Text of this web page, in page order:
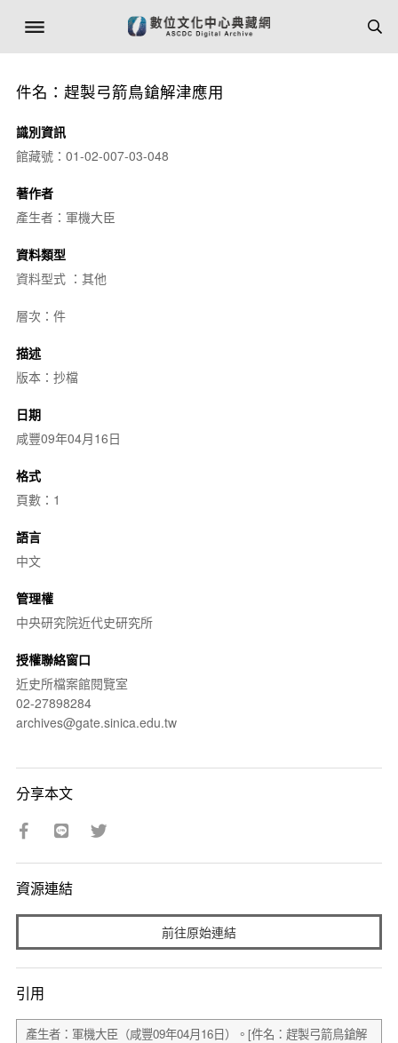
件名：趕製弓箭鳥鎗解津應用
識別資訊
館藏號：01-02-007-03-048
著作者
產生者：軍機大臣
資料類型
資料型式 ：其他
層次：件
描述
版本：抄檔
日期
咸豐09年04月16日
格式
頁數：1
語言
中文
管理權
中央研究院近代史研究所
授權聯絡窗口
近史所檔案館閱覽室
02-27898284
archives@gate.sinica.edu.tw
分享本文
資源連結
前往原始連結
引用